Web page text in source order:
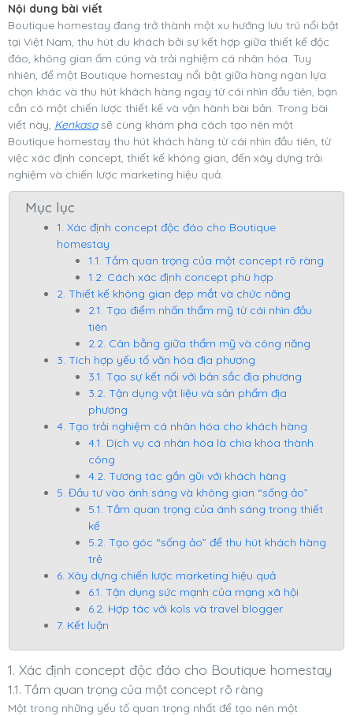
Nội dung bài viết
Boutique homestay đang trở thành một xu hướng lưu trú nổi bật
tại Việt Nam, thu hút du khách bởi sự kết hợp giữa thiết kế độc
đáo, không gian ấm cúng và trải nghiệm cá nhân hóa. Tuy
nhiên, để một Boutique homestay nổi bật giữa hàng ngàn lựa
chọn khác và thu hút khách hàng ngay từ cái nhìn đầu tiên, bạn
cần có một chiến lược thiết kế và vận hành bài bản. Trong bài
viết này, Kenkasasẽ cùng khám phá cách tạo nên một
Boutique homestay thu hút khách hàng từ cái nhìn đầu tiên, từ
việc xác định concept, thiết kế không gian, đến xây dựng trải
nghiệm và chiến lược marketing hiệu quả.
Mục lục
1. Xác định concept độc đáo cho Boutique
homestay
1.1. Tầm quan trọng của một concept rõ ràng
1.2. Cách xác định concept phù hợp
2. Thiết kế không gian đẹp mắt và chức năng
2.1. Tạo điểm nhấn thẩm mỹ từ cái nhìn đầu
tiên
2.2. Cân bằng giữa thẩm mỹ và công năng
3. Tích hợp yếu tố văn hóa địa phương
3.1. Tạo sự kết nối với bản sắc địa phương
3.2. Tận dụng vật liệu và sản phẩm địa
phương
4. Tạo trải nghiệm cá nhân hóa cho khách hàng
4.1. Dịch vụ cá nhân hóa là chìa khóa thành
công
4.2. Tương tác gần gũi với khách hàng
5. Đầu tư vào ánh sáng và không gian “sống ảo”
5.1. Tầm quan trọng của ánh sáng trong thiết
kế
5.2. Tạo góc “sống ảo” để thu hút khách hàng
trẻ
6. Xây dựng chiến lược marketing hiệu quả
6.1. Tận dụng sức mạnh của mạng xã hội
6.2. Hợp tác với kols và travel blogger
7. Kết luận
1. Xác định concept độc đáo cho Boutique homestay
1.1. Tầm quan trọng của một concept rõ ràng
Một trong những yếu tố quan trọng nhất để tạo nên một